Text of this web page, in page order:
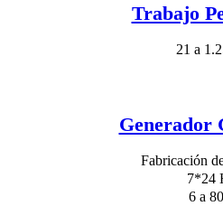
Trabajo
21 a
Generador
Fabricación
7*24
6 a 80